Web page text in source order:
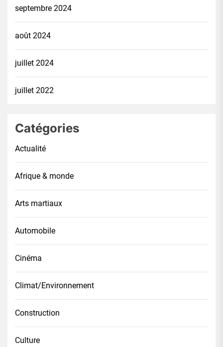
septembre 2024
août 2024
juillet 2024
juillet 2022
Catégories
Actualité
Afrique & monde
Arts martiaux
Automobile
Cinéma
Climat/Environnement
Construction
Culture